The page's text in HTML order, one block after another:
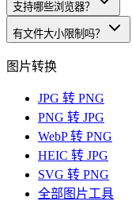
支持哪些浏览器？
有文件大小限制吗？
图片转换
JPG 转 PNG
PNG 转 JPG
WebP 转 PNG
HEIC 转 JPG
SVG 转 PNG
全部图片工具